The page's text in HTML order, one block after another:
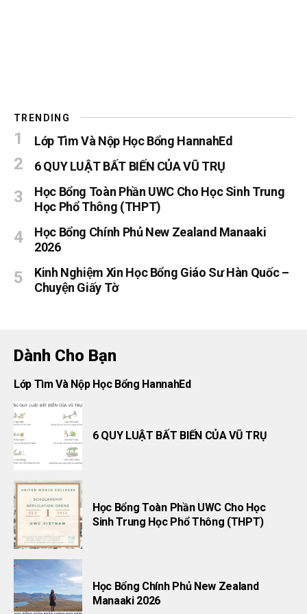
TRENDING
Lớp Tìm Và Nộp Học Bổng HannahEd
6 QUY LUẬT BẤT BIẾN CỦA VŨ TRỤ
Học Bổng Toàn Phần UWC Cho Học Sinh Trung
Học Phổ Thông (THPT)
Học Bổng Chính Phủ New Zealand Manaaki
2026
Kinh Nghiệm Xin Học Bổng Giáo Sư Hàn Quốc –
Chuyện Giấy Tờ
Dành Cho Bạn
Lớp Tìm Và Nộp Học Bổng HannahEd
6 QUY LUẬT BẤT BIẾN CỦA VŨ TRỤ
Học Bổng Toàn Phần UWC Cho Học
Sinh Trung Học Phổ Thông (THPT)
Học Bổng Chính Phủ New Zealand
Manaaki 2026